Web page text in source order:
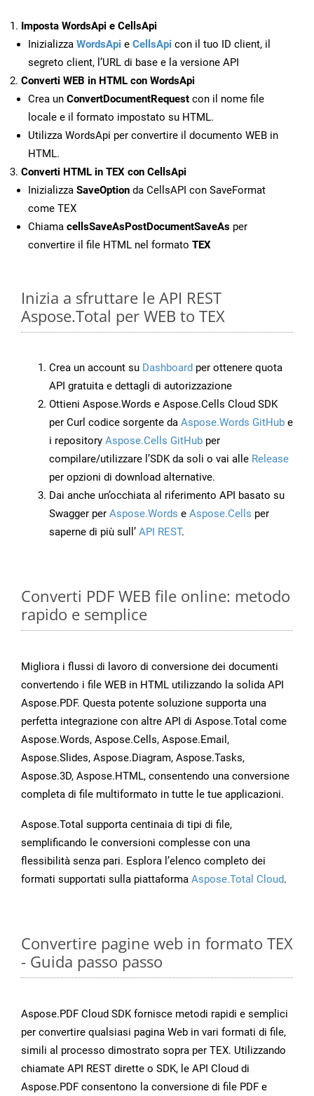
Imposta WordsApi e CellsApi
Inizializza WordsApi e CellsApi con il tuo ID client, il
segreto client, l’URL di base e la versione API
Converti WEB in HTML con WordsApi
Crea un ConvertDocumentRequest con il nome file
locale e il formato impostato su HTML.
Utilizza WordsApi per convertire il documento WEB in
HTML.
Converti HTML in TEX con CellsApi
Inizializza SaveOption da CellsAPI con SaveFormat
come TEX
Chiama cellsSaveAsPostDocumentSaveAs per
convertire il file HTML nel formato TEX
Inizia a sfruttare le API REST
Aspose.Total per WEB to TEX
Crea un account su Dashboard per ottenere quota
API gratuita e dettagli di autorizzazione
Ottieni Aspose.Words e Aspose.Cells Cloud SDK
per Curl codice sorgente da Aspose.Words GitHub e
i repository Aspose.Cells GitHub per
compilare/utilizzare l’SDK da soli o vai alle Release
per opzioni di download alternative.
Dai anche un’occhiata al riferimento API basato su
Swagger per Aspose.Words e Aspose.Cells per
saperne di più sull’ API REST.
Converti PDF WEB file online: metodo
rapido e semplice
Migliora i flussi di lavoro di conversione dei documenti
convertendo i file WEB in HTML utilizzando la solida API
Aspose.PDF. Questa potente soluzione supporta una
perfetta integrazione con altre API di Aspose.Total come
Aspose.Words, Aspose.Cells, Aspose.Email,
Aspose.Slides, Aspose.Diagram, Aspose.Tasks,
Aspose.3D, Aspose.HTML, consentendo una conversione
completa di file multiformato in tutte le tue applicazioni.
Aspose.Total supporta centinaia di tipi di file,
semplificando le conversioni complesse con una
flessibilità senza pari. Esplora l’elenco completo dei
formati supportati sulla piattaforma Aspose.Total Cloud.
Convertire pagine web in formato TEX
- Guida passo passo
Aspose.PDF Cloud SDK fornisce metodi rapidi e semplici
per convertire qualsiasi pagina Web in vari formati di file,
simili al processo dimostrato sopra per TEX. Utilizzando
chiamate API REST dirette o SDK, le API Cloud di
Aspose.PDF consentono la conversione di file PDF e